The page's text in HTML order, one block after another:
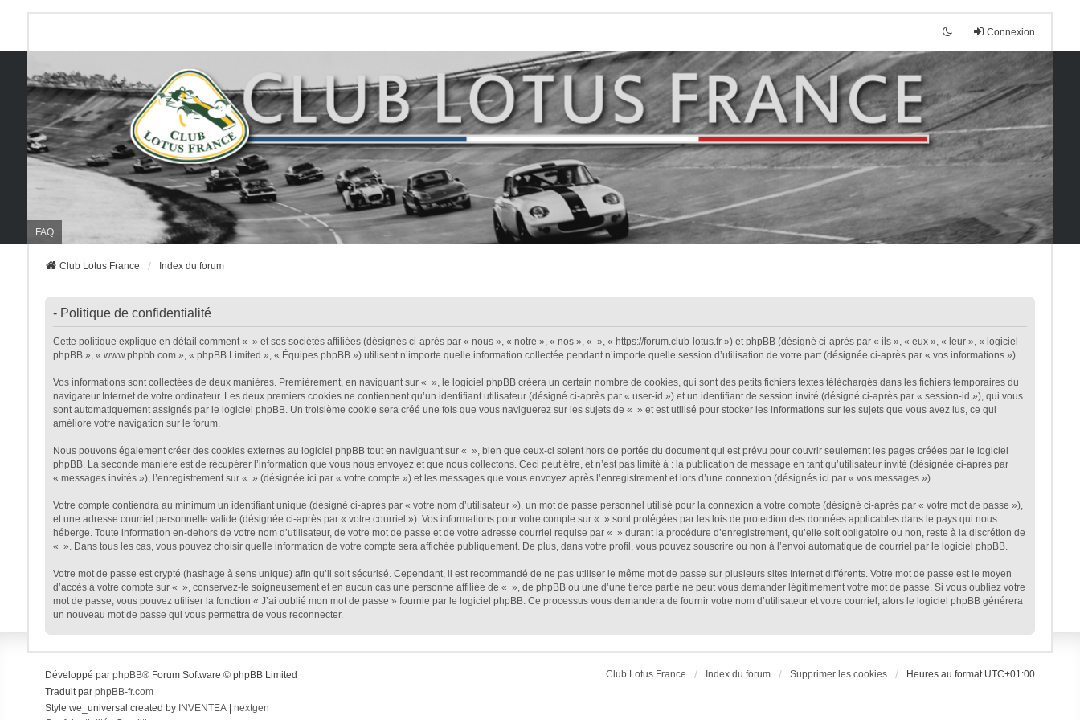
Connexion
FAQ
Club Lotus France Index du forum
- Politique de confidentialité
Cette politique explique en détail comment « » et ses sociétés affiliées (désignés ci-après par « nous », « notre », « nos », « », « https://forum.club-lotus.fr ») et phpBB (désigné ci-après par « ils », « eux », « leur », « logiciel
phpBB », « www.phpbb.com », « phpBB Limited », « Équipes phpBB ») utilisent n’importe quelle information collectée pendant n’importe quelle session d’utilisation de votre part (désignée ci-après par « vos informations »).
Vos informations sont collectées de deux manières. Premièrement, en naviguant sur « », le logiciel phpBB créera un certain nombre de cookies, qui sont des petits fichiers textes téléchargés dans les fichiers temporaires du
navigateur Internet de votre ordinateur. Les deux premiers cookies ne contiennent qu’un identifiant utilisateur (désigné ci-après par « user-id ») et un identifiant de session invité (désigné ci-après par « session-id »), qui vous
sont automatiquement assignés par le logiciel phpBB. Un troisième cookie sera créé une fois que vous naviguerez sur les sujets de « » et est utilisé pour stocker les informations sur les sujets que vous avez lus, ce qui
améliore votre navigation sur le forum.
Nous pouvons également créer des cookies externes au logiciel phpBB tout en naviguant sur « », bien que ceux-ci soient hors de portée du document qui est prévu pour couvrir seulement les pages créées par le logiciel
phpBB. La seconde manière est de récupérer l’information que vous nous envoyez et que nous collectons. Ceci peut être, et n’est pas limité à : la publication de message en tant qu’utilisateur invité (désignée ci-après par
« messages invités »), l’enregistrement sur « » (désignée ici par « votre compte ») et les messages que vous envoyez après l’enregistrement et lors d’une connexion (désignés ici par « vos messages »).
Votre compte contiendra au minimum un identifiant unique (désigné ci-après par « votre nom d’utilisateur »), un mot de passe personnel utilisé pour la connexion à votre compte (désigné ci-après par « votre mot de passe »),
et une adresse courriel personnelle valide (désignée ci-après par « votre courriel »). Vos informations pour votre compte sur « » sont protégées par les lois de protection des données applicables dans le pays qui nous
héberge. Toute information en-dehors de votre nom d’utilisateur, de votre mot de passe et de votre adresse courriel requise par « » durant la procédure d’enregistrement, qu’elle soit obligatoire ou non, reste à la discrétion de
« ». Dans tous les cas, vous pouvez choisir quelle information de votre compte sera affichée publiquement. De plus, dans votre profil, vous pouvez souscrire ou non à l’envoi automatique de courriel par le logiciel phpBB.
Votre mot de passe est crypté (hashage à sens unique) afin qu’il soit sécurisé. Cependant, il est recommandé de ne pas utiliser le même mot de passe sur plusieurs sites Internet différents. Votre mot de passe est le moyen
d’accès à votre compte sur « », conservez-le soigneusement et en aucun cas une personne affiliée de « », de phpBB ou une d’une tierce partie ne peut vous demander légitimement votre mot de passe. Si vous oubliez votre
mot de passe, vous pouvez utiliser la fonction « J’ai oublié mon mot de passe » fournie par le logiciel phpBB. Ce processus vous demandera de fournir votre nom d’utilisateur et votre courriel, alors le logiciel phpBB générera
un nouveau mot de passe qui vous permettra de vous reconnecter.
Club Lotus France Index du forum Supprimer les cookies Heures au format UTC+01:00
Développé par phpBB® Forum Software © phpBB Limited
Traduit par phpBB-fr.com
Style we_universal created by INVENTEA| nextgen